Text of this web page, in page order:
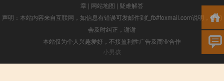
章 | 网站地图 | 疑难解答
声明：本站内容来自互联网，如信息有错误可发邮件到f_fb#foxmail.com说明，我们
会及时纠正，谢谢
本站仅为个人兴趣爱好，不接盈利性广告及商业合作
小男孩